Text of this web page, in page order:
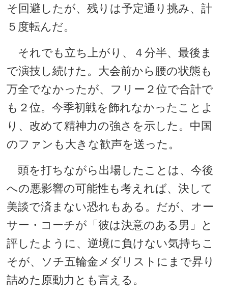
そ回避したが、残りは予定通り挑み、計
５度転んだ。
それでも立ち上がり、４分半、最後ま
で演技し続けた。大会前から腰の状態も
万全でなかったが、フリー２位で合計で
も２位。今季初戦を飾れなかったことよ
り、改めて精神力の強さを示した。中国
のファンも大きな歓声を送った。
頭を打ちながら出場したことは、今後
への悪影響の可能性も考えれば、決して
美談で済まない恐れもある。だが、オー
サー・コーチが「彼は決意のある男」と
評したように、逆境に負けない気持ちこ
そが、ソチ五輪金メダリストにまで昇り
詰めた原動力とも言える。